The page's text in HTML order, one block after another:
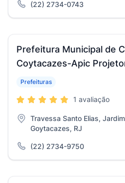
(22) 2734-0743
Prefeitura Municipal de
Coytacazes-Apic
Prefeituras
1 avaliação
Travessa Santo Elias,
Goytacazes, RJ
(22) 2734-9750